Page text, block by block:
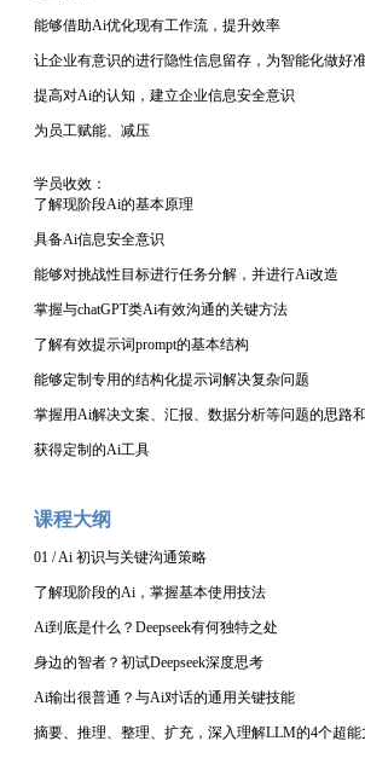
能够借助Ai优化现有工作流，提升效率
让企业有意识的进行隐性信息留存，为智能化做好
提高对Ai的认知，建立企业信息安全意识
为员工赋能、减压
学员收效：
了解现阶段Ai的基本原理
具备Ai信息安全意识
能够对挑战性目标进行任务分解，并进行Ai改造
掌握与chatGPT类Ai有效沟通的关键方法
了解有效提示词prompt的基本结构
能够定制专用的结构化提示词解决复杂问题
掌握用Ai解决文案、汇报、数据分析等问题的思路
获得定制的Ai工具
课程大纲
01 / Ai 初识与关键沟通策略
了解现阶段的Ai，掌握基本使用技法
Ai到底是什么？Deepseek有何独特之处
身边的智者？初试Deepseek深度思考
Ai输出很普通？与Ai对话的通用关键技能
摘要、推理、整理、扩充，深入理解LLM的4个超能